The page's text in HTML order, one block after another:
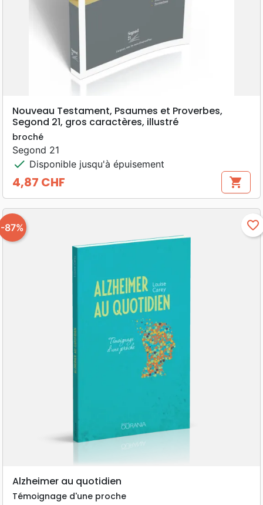
Nouveau Testament, Psaumes et Proverbes,
Segond 21, gros caractères, illustré
broché
Segond 21
check Disponible jusqu'à épuisement
Prix
4,87 CHF shopping_cart
-87% favorite_border
Alzheimer au quotidien
Témoignage d'une proche